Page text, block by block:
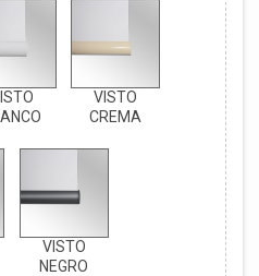
VISTO
CREMA
VISTO
NEGRO